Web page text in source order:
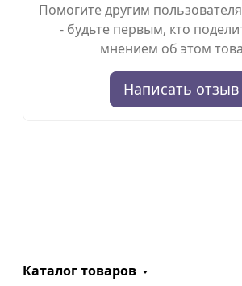
Помогите другим
- будьте первым, кто
мнением об этом
Написать отзыв
Каталог товаров